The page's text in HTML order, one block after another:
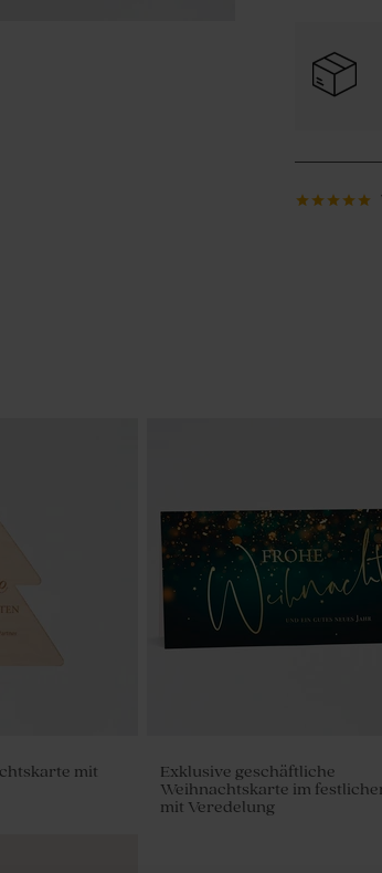
mit
Exklusive geschäftliche
Weihnachtskarte im
mit Veredelung